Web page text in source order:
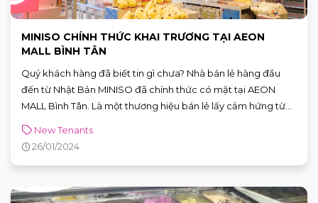
MINISO CHÍNH THỨC KHAI TRƯƠNG TẠI AEON
MALL BÌNH TÂN
Quý khách hàng đã biết tin gì chưa? Nhà bán lẻ hàng đầu
đến từ Nhật Bản MINISO đã chính thức có mặt tại AEON
MALL Bình Tân. Là một thương hiệu bán lẻ lấy cảm hứng từ
chất lượng cao, giá cả phải chăng như: gia dụng, mỹ phẩm
và thực phẩm,… Được thành lập từ năm 2013, MINISO đã có
Mỹ, Anh, Canada, Úc, Tây Ban Nha, UAE, Ấn Độ và Mexico,…
New Tenants
26/01/2024